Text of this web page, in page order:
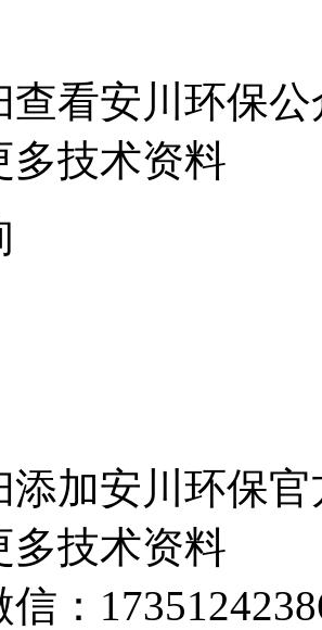
查看安川环保公
多技术资料
添加安川环保
多技术资料
：